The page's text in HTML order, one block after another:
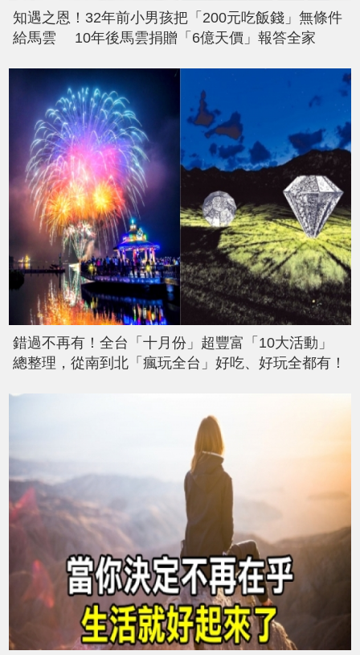
知遇之恩！32年前小男孩把「200元吃飯錢」無條件
給馬雲 10年後馬雲捐贈「6億天價」報答全家
錯過不再有！全台「十月份」超豐富「10大活動」
總整理，從南到北「瘋玩全台」好吃、好玩全都有！